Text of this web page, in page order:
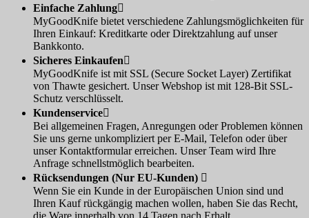
Einfache Zahlung
MyGoodKnife bietet verschiedene Zahlungsmöglichkeiten für
Ihren Einkauf: Kreditkarte oder Direktzahlung auf unser
Bankkonto.
Sicheres Einkaufen
MyGoodKnife ist mit SSL (Secure Socket Layer) Zertifikat
von Thawte gesichert. Unser Webshop ist mit 128-Bit SSL-
Schutz verschlüsselt.
Kundenservice
Bei allgemeinen Fragen, Anregungen oder Problemen können
Sie uns gerne unkompliziert per E-Mail, Telefon oder über
unser Kontaktformular erreichen. Unser Team wird Ihre
Anfrage schnellstmöglich bearbeiten.
Rücksendungen (Nur EU-Kunden) 
Wenn Sie ein Kunde in der Europäischen Union sind und
Ihren Kauf rückgängig machen wollen, haben Sie das Recht,
die Ware innerhalb von 14 Tagen nach Erhalt